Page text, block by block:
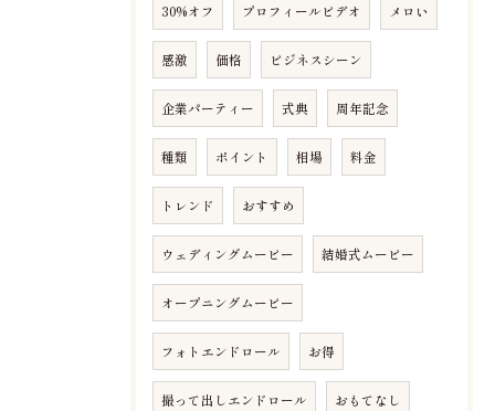
30%オフ プロフィールビデオ メロい
感激 価格 ビジネスシーン
企業パーティー 式典 周年記念
種類 ポイント 相場 料金
トレンド おすすめ
ウェディングムービー 結婚式ムービー
オープニングムービー
フォトエンドロール お得
撮って出しエンドロール おもてなし